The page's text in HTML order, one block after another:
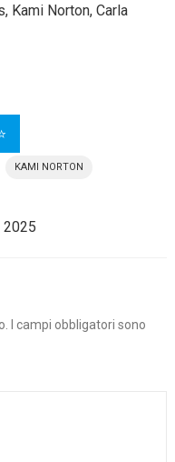
Kami Norton, Carla
KAMI NORTON
2025
I campi obbligatori sono